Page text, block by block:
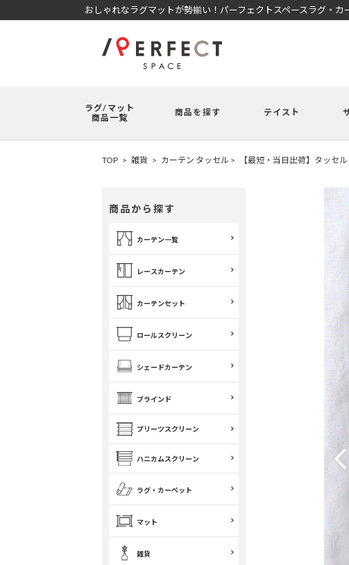
おしゃれなラグマットが勢揃い！パーフェクトスペースラグ・カ
ラグ/マット
商品一覧
商品を探す テイスト
TOP 雑貨 カーテン タッセル 【最短・当日出荷】タッセ
商品から探す
カーテン一覧
レースカーテン
カーテンセット
ロールスクリーン
シェードカーテン
ブラインド
プリーツスクリーン
ハニカムスクリーン
ラグ・カーペット
マット
雑貨